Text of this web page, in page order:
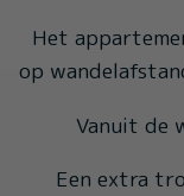
Het
op
Vanuit de
Een extra